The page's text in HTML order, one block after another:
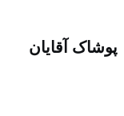
پوشاک آقایان